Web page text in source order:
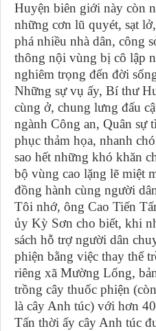
Huyện biên giới này còn
những cơn lũ quyét, sạt
phá nhiều nhà dân, công
thông nội vùng bị cô lập
nghiêm trọng đến đời
Những sự vụ ấy, Bí thư
cùng ở, chung lưng đấu
ngành Công an, Quân sự
phục thảm họa, nhanh
sao hết những khó khăn
bộ vùng cao lặng lẽ miệt
đồng hành cùng người
Tôi nhớ, ông Cao Tiến
ủy Kỳ Sơn cho biết, khi
sách hỗ trợ người dân
phiện bằng việc thay thế
riêng xã Mường Lống,
trồng cây thuốc phiện
là cây Anh túc) với hơn
Tấn thời ấy cây Anh túc